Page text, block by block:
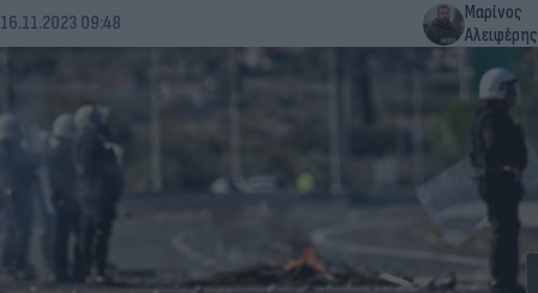
16.11.2023 09:48
Μαρίνος
Αλειφέρης